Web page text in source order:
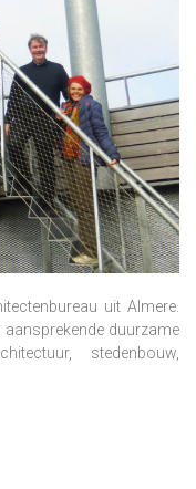
uit Almere.
duurzame
stedenbouw,